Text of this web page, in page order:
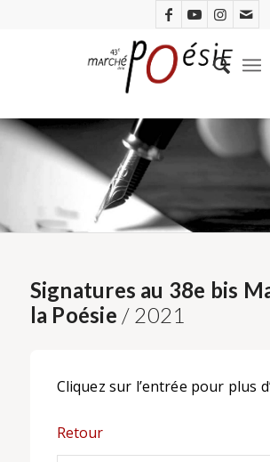
Signatures au 38e bis
la Poésie / 2021
Cliquez sur l’entrée pour plus
Retour